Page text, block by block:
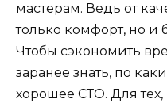
мастерам. Ведь от
только комфорт, но и
Чтобы сэкономить
заранее знать, по
хорошее СТО. Для тех,